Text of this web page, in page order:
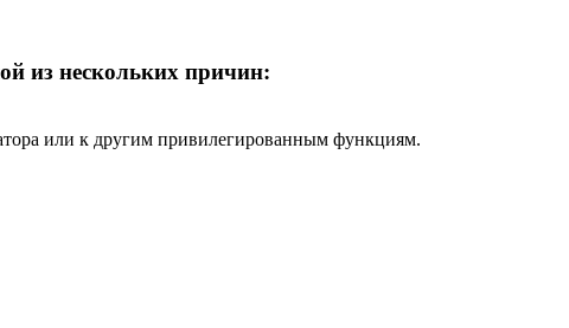
из нескольких причин:
или к другим привилегированным функциям.